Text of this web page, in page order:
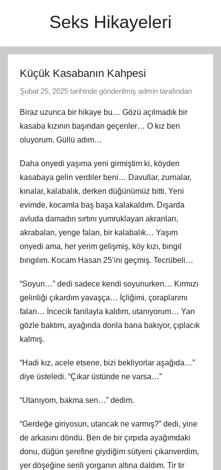
Seks Hikayeleri
Küçük Kasabanın Kahpesi
Şubat 25, 2025 tarihinde gönderilmiş admin tarafından
Biraz uzunca bir hikaye bu… Gözü açılmadık bir
kasaba kızının başından geçenler… O kız ben
oluyorum. Güllü adım…
Daha onyedi yaşıma yeni girmiştim ki, köyden
kasabaya gelin verdiler beni… Davullar, zurnalar,
kınalar, kalabalık, derken düğünümüz bitti. Yeni
evimde, kocamla baş başa kalakaldım. Dışarda
avluda damadın sırtını yumruklayan akranları,
akrabaları, yenge falan, bir kalabalık… Yaşım
onyedi ama, her yerim gelişmiş, köy kızı, bıngıl
bıngılım. Kocam Hasan 25’ini geçmiş. Tecrübeli…
“Soyun…” dedi sadece kendi soyunurken… Kırmızı
gelinliği çıkardım yavaşça… İçliğimi, çoraplarımı
falan… İncecik fanilayla kaldım, utanıyorum… Yan
gözle baktım, ayağında donla bana bakıyor, çıplacık
kalmış.
“Hadi kız, acele etsene, bizi bekliyorlar aşağıda…”
diye üsteledi. “Çıkar üstünde ne varsa…”
“Utanıyom, bakma sen…” dedim.
“Gerdeğe giriyosun, utancak ne varmış?” dedi, yine
de arkasını döndü. Ben de bir çırpıda ayağımdaki
donu, düğün şerefine giydiğim sütyeni çıkarıverdim,
yer döşeğine serili yorganın altına daldım. Tir tir